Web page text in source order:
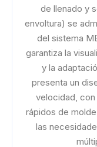
de llenado y
envoltura) se
del sistema
garantiza la
y la
presenta un
velocidad, con
rápidos de
las